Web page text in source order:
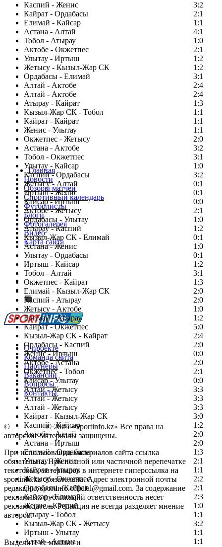
Каспий - Женис
3:2
Кайрат - Ордабасы
2:1
Елимай - Кайсар
1:1
Астана - Алтай
4:1
Тобол - Атырау
1:0
Актобе - Окжетпес
2:1
Улытау - Иртыш
1:2
Жетысу - Кызыл-Жар СК
1:2
Ордабасы - Елимай
3:1
Алтай - Актобе
2:4
Алтай - Актобе
2:4
Атырау - Кайрат
1:3
Кызыл-Жар СК - Тобол
1:1
Кайрат - Кайрат
1:1
Женис - Улытау
1:1
Окжетпес - Жетысу
2:0
Астана - Актобе
3:2
Тобол - Окжетпес
3:1
Улытау - Кайсар
1:0
Каспий - Ордабасы
3:2
Жетысу - Алтай
0:1
Иртыш - Женис
0:1
Кайсар - Иртыш
0:0
Актобе - Жетысу
2:1
Ордабасы - Улытау
1:0
Атырау - Каспий
1:2
Кызыл-Жар СК - Елимай
0:1
Астана - Женис
1:0
Улытау - Ордабасы
0:1
Иртыш - Кайсар
1:2
Тобол - Алтай
3:1
Окжетпес - Кайрат
1:3
Елимай - Кызыл-Жар СК
2:0
Каспий - Атырау
2:0
Жетысу - Актобе
1:0
Елимай - Атырау
1:2
Кайрат - Окжетпес
5:0
Кызыл-Жар СК - Кайрат
2:4
Ордабасы - Каспий
2:0
Женис - Иртыш
0:0
Актобе - Астана
2:0
Окжетпес - Тобол
2:1
Кайсар - Улытау
0:0
Алтай - Жетысу
3:3
Алтай - Жетысу
3:3
Алтай - Жетысу
3:3
Кайрат - Кызыл-Жар СК
3:0
Каспий - Кайсар
1:2
Актобе - Алтай
2:0
Астана - Иртыш
2:0
Елимай - Ордабасы
1:3
Улытау - Женис
2:1
Кайрат - Атырау
1:1
Жетысу - Окжетпес
2:2
Ордабасы - Кайрат
2:1
Кайсар - Елимай
2:3
Женис - Каспий
1:0
Атырау - Тобол
1:1
Кызыл-Жар СК - Жетысу
3:2
Иртыш - Улытау
1:1
Алтай - Астана
1:1
Главная
Новости
Обзоры матчей
Спортивный календарь
Футболисты
Блоги
Фотогалерея
Видео
Карта сайта
Есть идея?
Сообщить о мероприятии
Перейти на старый сайт
О проекте
Команда сайта
Партнеры
Вакансии
Вопросы
Контакты
© Copyright© 2025 «Sportinfo.kz» Все права на
авторские материалы защищены.
При использовании материалов сайта ссылка
обязательна. При полной или частичной перепечатке
текстовых материалов в интернете гиперссылка на
sportinfo.kz обязательна. Адрес электронной почты
редакции: sportinfo.official@gmail.com. За содержание
рекламных публикаций ответственность несет
рекламодатель. Редакция не всегда разделяет мнение
авторов.
Заметили ошибку в тексте?
Выделите ее мышью и